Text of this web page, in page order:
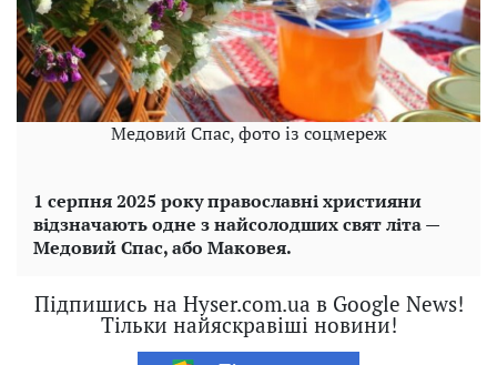
Медовий Спас, фото із соцмереж
1 серпня 2025 року православні християни
відзначають одне з найсолодших свят літа —
Медовий Спас, або Маковея.
Підпишись на Hyser.com.ua в Google News!
Тільки найяскравіші новини!